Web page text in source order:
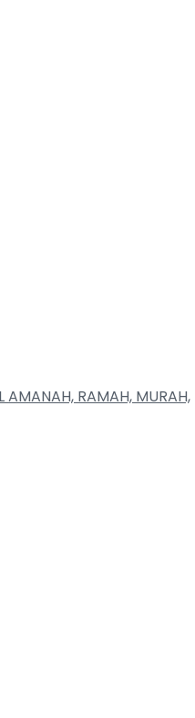
AMANAH, RAMAH, MURAH,